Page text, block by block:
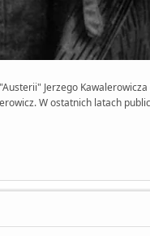
Jerzego Kawalerowicza
W ostatnich latach